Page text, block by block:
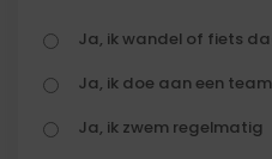
Ja, ik wandel of fiets
Ja, ik doe aan een
Ja, ik zwem regelmatig